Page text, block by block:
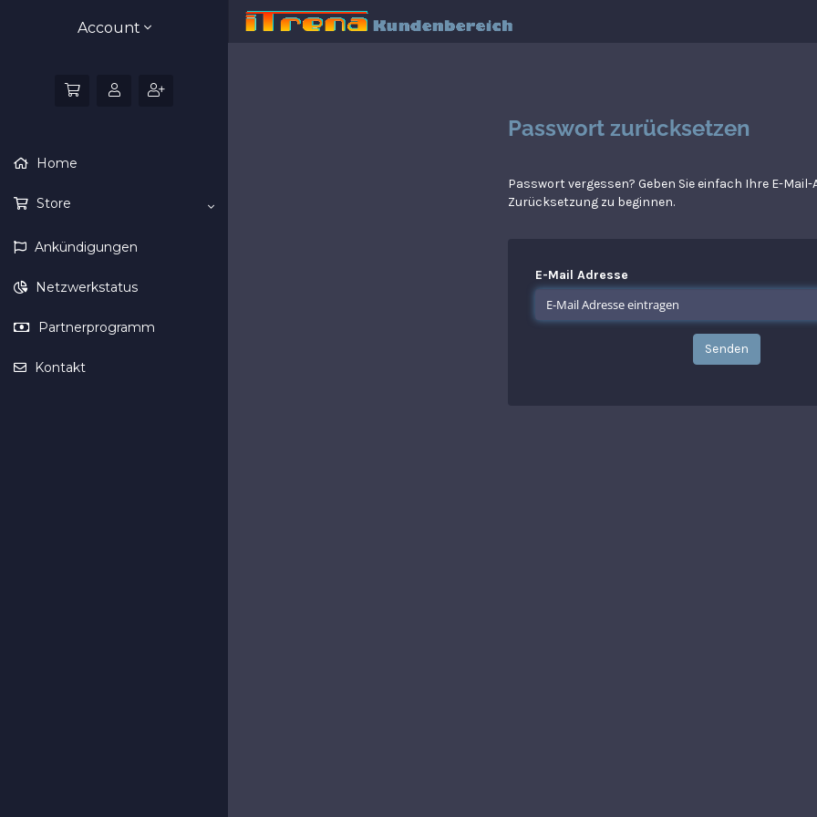
Account
Home
Store
Ankündigungen
Netzwerkstatus
Partnerprogramm
Kontakt
Passwort zurücksetzen
Passwort vergessen? Geben Sie einfach Ihre E-Mail-
Zurücksetzung zu beginnen.
E-Mail Adresse
Senden